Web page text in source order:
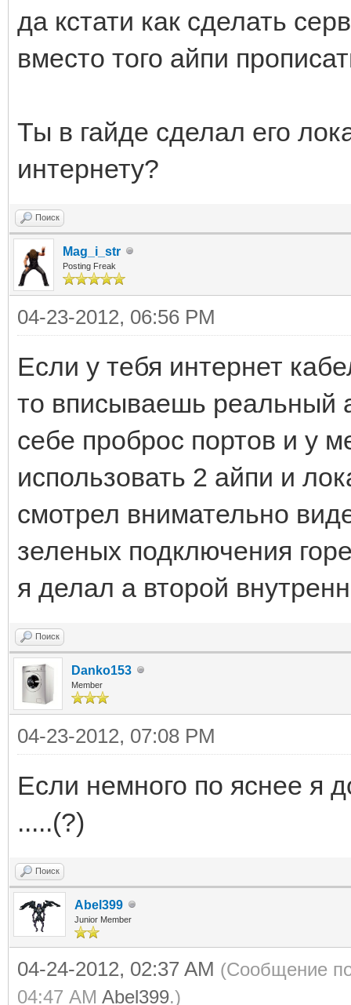
да кстати как сделать
вместо того айпи
Ты в гайде сделал его
интернету?
Поиск
Mag_i_str
Posting Freak
04-23-2012, 06:56 PM
Если у тебя интернет
то вписываешь реальный
себе проброс портов и у
использовать 2 айпи и
смотрел внимательно
зеленых подключения
я делал а второй
Поиск
Danko153
Member
04-23-2012, 07:08 PM
Если немного по яснее я
.....(?)
Поиск
Abel399
Junior Member
04-24-2012, 02:37 AM (Сообщение
04:47 AM Abel399.)